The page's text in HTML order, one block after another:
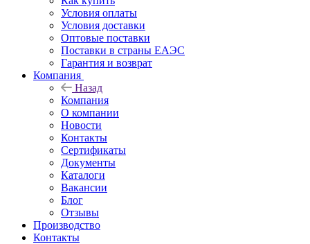
Условия оплаты
Условия доставки
Оптовые поставки
Поставки в страны ЕАЭС
Гарантия и возврат
Компания
Назад
Компания
О компании
Новости
Контакты
Сертификаты
Документы
Каталоги
Вакансии
Блог
Отзывы
Производство
Контакты